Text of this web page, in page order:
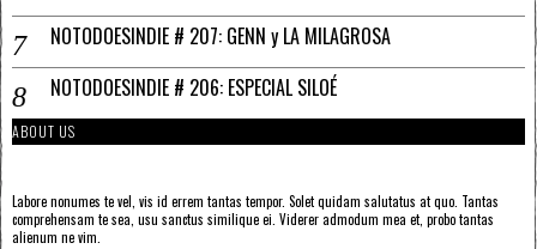
NOTODOESINDIE # 207: GENN y LA MILAGROSA
NOTODOESINDIE # 206: ESPECIAL SILOÉ
ABOUT US
Labore nonumes te vel, vis id errem tantas tempor. Solet quidam salutatus at quo. Tantas
comprehensam te sea, usu sanctus similique ei. Viderer admodum mea et, probo tantas
alienum ne vim.